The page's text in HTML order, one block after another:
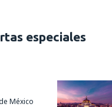
especiales
México